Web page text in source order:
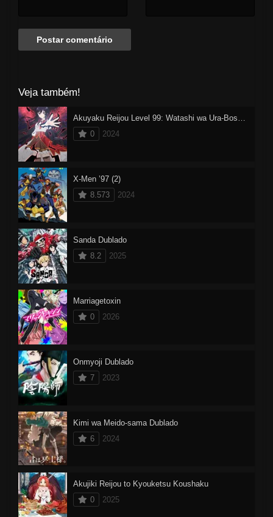
Veja também!
0
2024
X-Men ’97 (2)
8.573
2024
Sanda Dublado
8.2
2025
Marriagetoxin
0
2026
Onmyoji Dublado
7
2023
Kimi wa Meido-sama Dublado
6
2024
Akujiki Reijou to Kyouketsu Koushaku
0
2025